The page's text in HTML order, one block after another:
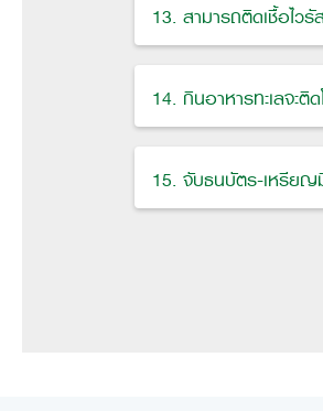
13. สามารถติดเชื้อไว
14. กินอาหารทะเลจะติ
15. จับธนบัตร-เหรียญ